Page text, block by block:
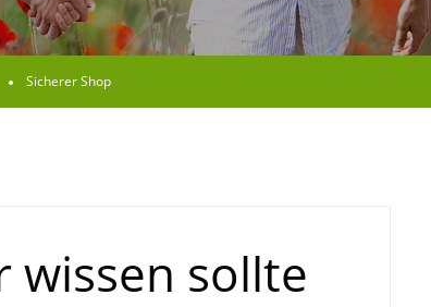
Sicherer Shop
wissen sollte